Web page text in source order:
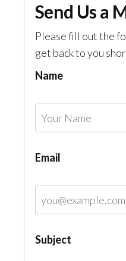
Send Us a
Please fill out the
get back to you
Name
Email
Subject